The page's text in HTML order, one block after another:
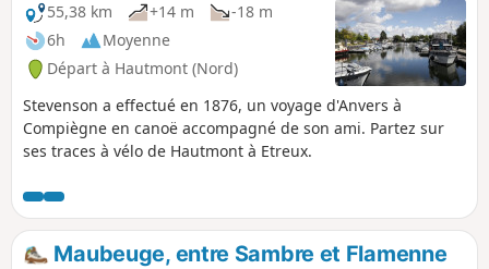
55,38 km
+14 m
-18 m
6h
Moyenne
Départ à Hautmont (Nord)
Stevenson a effectué en 1876, un voyage d'Anvers à
Compiègne en canoë accompagné de son ami. Partez sur
ses traces à vélo de Hautmont à Etreux.
Maubeuge, entre Sambre et Flamenne